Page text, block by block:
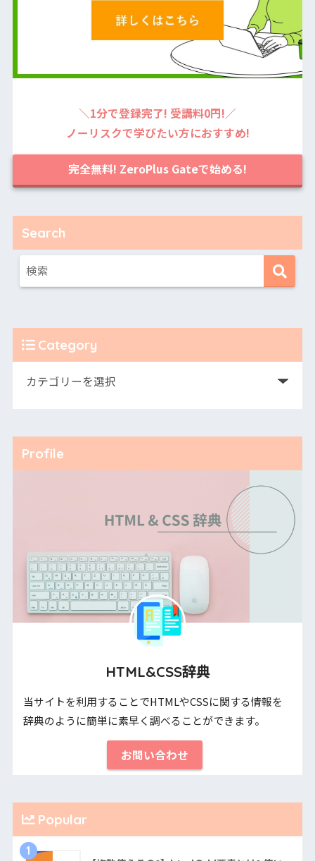
＼1分で登録完了! 受講料0円!／
ノーリスクで学びたい方におすすめ!
完全無料! ZeroPlus Gateで始める!
Search
Category
Profile
HTML&CSS辞典
当サイトを利用することでHTMLやCSSに関する情報を
辞典のように簡単に素早く調べることができます。
お問い合わせ
Popular
1